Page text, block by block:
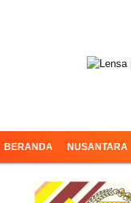
BERANDA NUSANTARA